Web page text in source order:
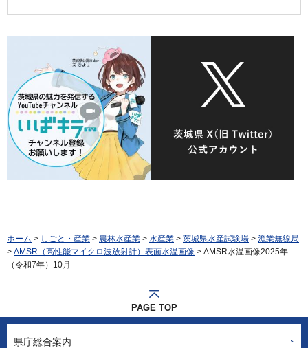
ホーム > しごと・産業 > 農林水産業 > 水産業 > 茨城県水産試験場 > 漁業無線局
> AMSR（高性能マイクロ波放射計）表面水温画像 > AMSR水温画像2025年
（令和7年）10月
PAGE TOP
県庁総合案内